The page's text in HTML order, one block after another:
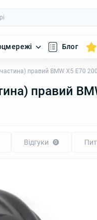
Блог
правий BMW X5 E70
правий
Відгуки 0